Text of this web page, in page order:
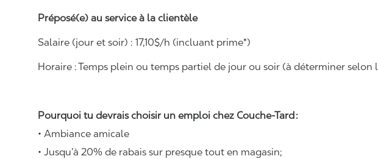
Préposé(e) au service à la clientèle
Salaire (jour et soir) : 17,10$/h (incluant prime*)
Horaire :Temps plein ou temps partiel de jour ou soir (à déterminer selon
Pourquoi tu devrais choisir un emploi chez Couche-Tard :
• Ambiance amicale
• Jusqu’à 20% de rabais sur presque tout en magasin;